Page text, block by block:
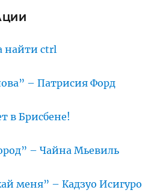
найти ctrl
– Патрисия Форд
в Брисбене!
– Чайна Мьевиль
меня” – Кадзуо Исигуро